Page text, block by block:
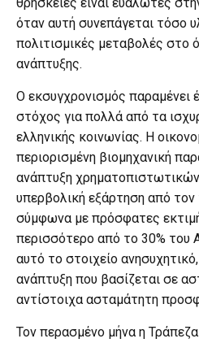
θρησκείες είναι ευάλωτες
όταν αυτή συνεπάγεται τόσο
πολιτισμικές μεταβολές στο
ανάπτυξης.
Ο εκσυγχρονισμός παραμένει
στόχος για πολλά από τα
ελληνικής κοινωνίας. Η
περιορισμένη βιομηχανική
ανάπτυξη
υπερβολική εξάρτηση από τον
σύμφωνα με πρόσφατες
περισσότερο από το 30% του
αυτό το στοιχείο
ανάπτυξη που βασίζεται σε
αντίστοιχα ασταμάτητη
Τον περασμένο μήνα η